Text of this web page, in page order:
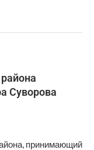
Суворова
принимающий